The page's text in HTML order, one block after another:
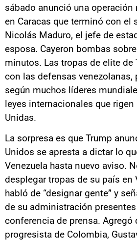
sábado anunció una
en Caracas que terminó con el
Nicolás Maduro, el jefe de
esposa. Cayeron bombas
minutos. Las tropas de elite de
con las defensas venezolanas,
según muchos líderes
leyes internacionales que
Unidas.
La sorpresa es que Trump
Unidos se apresta a dictar lo
Venezuela hasta nuevo aviso.
desplegar tropas de su país en
habló de “designar gente” y
de su administración
conferencia de prensa. Agregó
progresista de Colombia,